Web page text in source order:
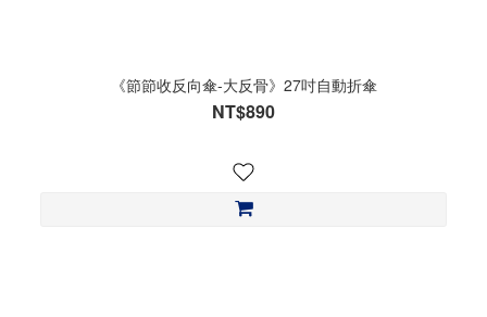
《節節收反向傘-大反骨》27吋自動折傘
NT$890